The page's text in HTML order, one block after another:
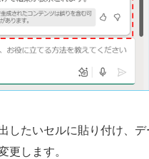
したいセルに貼り付け、
更します。